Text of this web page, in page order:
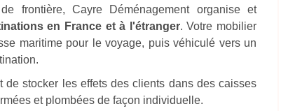
frontière, Cayre Déménagement organise et
en France et à l'étranger. Votre mobilier
maritime pour le voyage, puis véhiculé vers un
de stocker les effets des clients dans des caisses
et plombées de façon individuelle.